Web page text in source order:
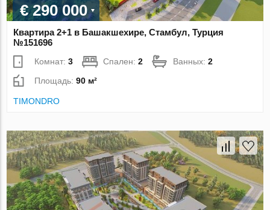
€ 290 000
Квартира 2+1 в Башакшехире, Стамбул, Турция
№151696
Комнат:3 Спален:2 Ванных:2
Площадь:90 м²
TIMONDRO